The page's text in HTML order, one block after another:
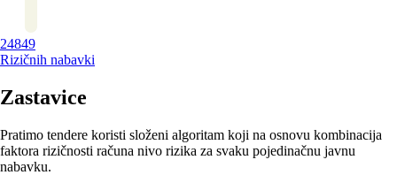
24849
Rizičnih nabavki
Zastavice
Pratimo tendere koristi složeni algoritam koji na osnovu kombinacija
faktora rizičnosti računa nivo rizika za svaku pojedinačnu javnu
nabavku.